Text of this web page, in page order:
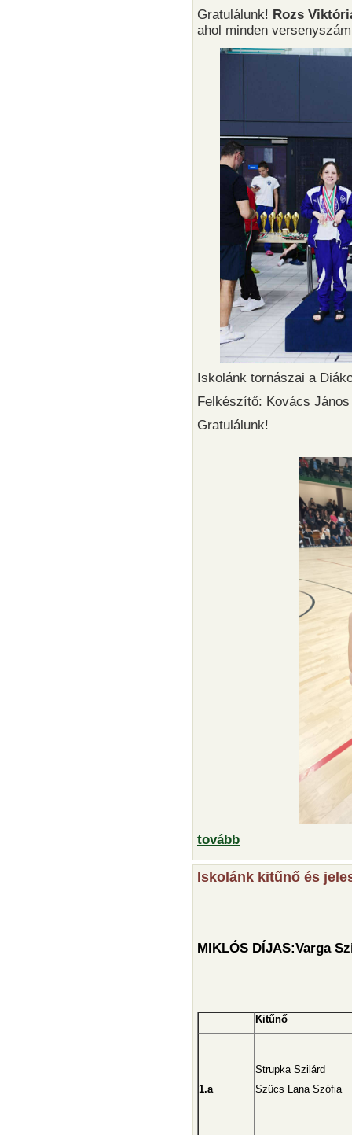
Gratulálunk! Rozs
ahol minden
Iskolánk tornászai a
Felkészítő: Kovács János
Gratulálunk!
tovább
Iskolánk kitűnő és
MIKLÓS DÍJAS:Varga
Kitűnő
1.a
Strupka Szilárd
Szücs Lana Szófia